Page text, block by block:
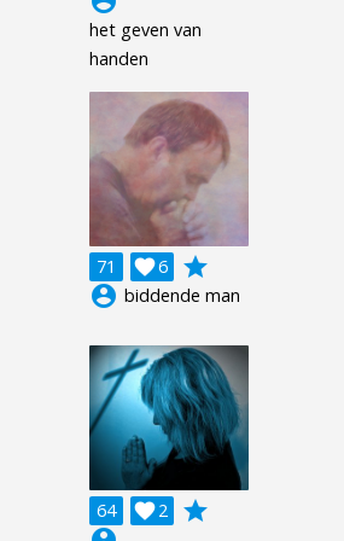
het geven van
handen
71 6

grade
account_circle biddende man
64 2

grade